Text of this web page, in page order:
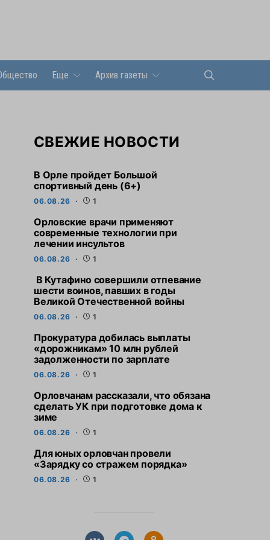
Еще Архив газеты
СВЕЖИЕ НОВОСТИ
В Орле пройдет Большой
спортивный день (6+)
06.08.26 1
Орловские врачи применяют
современные технологии при
лечении инсультов
06.08.26 1
В Кутафино совершили отпевание
шести воинов, павших в годы
Великой Отечественной войны
06.08.26 1
Прокуратура добилась выплаты
«дорожникам» 10 млн рублей
задолженности по зарплате
06.08.26 1
Орловчанам рассказали, что обязана
сделать УК при подготовке дома к
зиме
06.08.26 1
Для юных орловчан провели
«Зарядку со стражем порядка»
06.08.26 1